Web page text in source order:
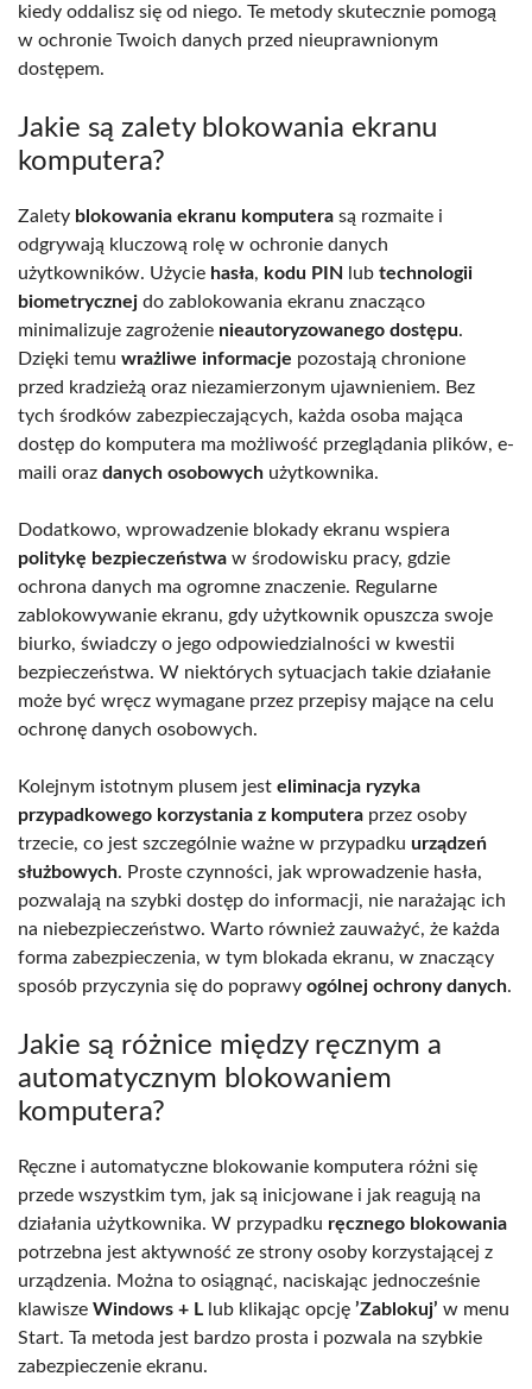
kiedy oddalisz się od niego. Te metody skutecznie pomogą
w ochronie Twoich danych przed nieuprawnionym
dostępem.
Jakie są zalety blokowania ekranu
komputera?
Zalety blokowania ekranu komputera są rozmaite i
odgrywają kluczową rolę w ochronie danych
użytkowników. Użycie hasła, kodu PIN lub technologii
biometrycznej do zablokowania ekranu znacząco
minimalizuje zagrożenie nieautoryzowanego dostępu.
Dzięki temu wrażliwe informacje pozostają chronione
przed kradzieżą oraz niezamierzonym ujawnieniem. Bez
tych środków zabezpieczających, każda osoba mająca
dostęp do komputera ma możliwość przeglądania plików, e-
maili oraz danych osobowych użytkownika.
Dodatkowo, wprowadzenie blokady ekranu wspiera
politykę bezpieczeństwa w środowisku pracy, gdzie
ochrona danych ma ogromne znaczenie. Regularne
zablokowywanie ekranu, gdy użytkownik opuszcza swoje
biurko, świadczy o jego odpowiedzialności w kwestii
bezpieczeństwa. W niektórych sytuacjach takie działanie
może być wręcz wymagane przez przepisy mające na celu
ochronę danych osobowych.
Kolejnym istotnym plusem jest eliminacja ryzyka
przypadkowego korzystania z komputera przez osoby
trzecie, co jest szczególnie ważne w przypadku urządzeń
służbowych. Proste czynności, jak wprowadzenie hasła,
pozwalają na szybki dostęp do informacji, nie narażając ich
na niebezpieczeństwo. Warto również zauważyć, że każda
forma zabezpieczenia, w tym blokada ekranu, w znaczący
sposób przyczynia się do poprawy ogólnej ochrony danych.
Jakie są różnice między ręcznym a
automatycznym blokowaniem
komputera?
Ręczne i automatyczne blokowanie komputera różni się
przede wszystkim tym, jak są inicjowane i jak reagują na
działania użytkownika. W przypadku ręcznego blokowania
potrzebna jest aktywność ze strony osoby korzystającej z
urządzenia. Można to osiągnąć, naciskając jednocześnie
klawisze Windows + L lub klikając opcję ’Zablokuj’ w menu
Start. Ta metoda jest bardzo prosta i pozwala na szybkie
zabezpieczenie ekranu.